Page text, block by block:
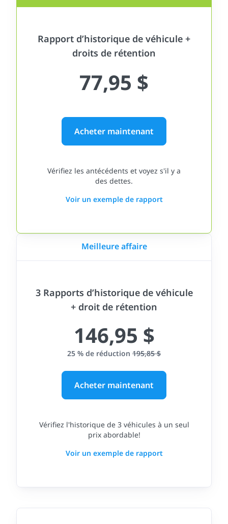
Rapport d’historique de véhicule +
droits de rétention
77,95 $
Acheter maintenant
Vérifiez les antécédents et voyez s'il y a
des dettes.
Voir un exemple de rapport
Meilleure affaire
3 Rapports d’historique de véhicule
+ droit de rétention
146,95 $
25 % de réduction 195,85 $
Acheter maintenant
Vérifiez l'historique de 3 véhicules à un seul
prix abordable!
Voir un exemple de rapport